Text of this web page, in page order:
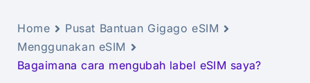
Home
Pusat Bantuan Gigago eSIM
Menggunakan eSIM
Bagaimana cara mengubah label eSIM saya?